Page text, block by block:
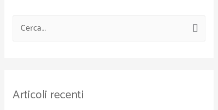
e
a
Articoli recenti